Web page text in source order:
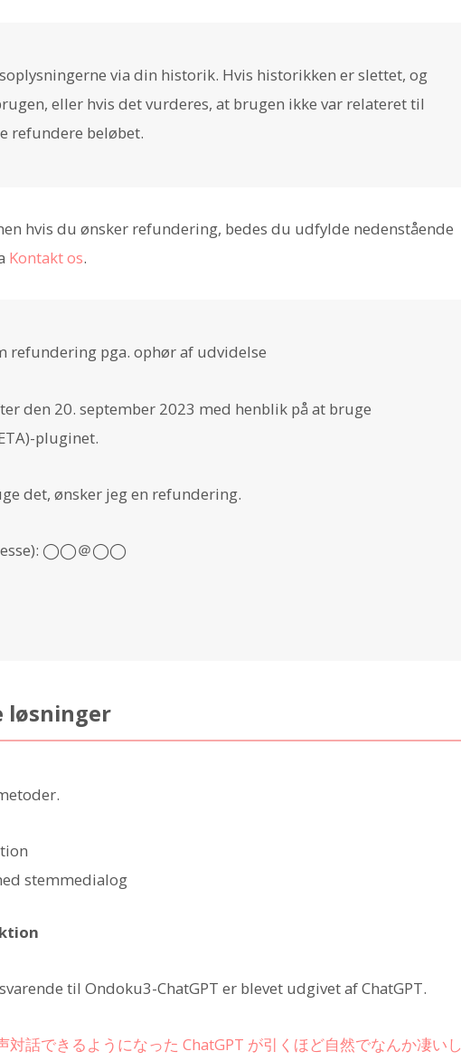
via din historik. Hvis historikken er slettet, og
eller hvis det vurderes, at brugen ikke var relateret til
refundere beløbet.
hvis du ønsker refundering, bedes du udfylde nedenstående
Kontakt os.
refundering pga. ophør af udvidelse
den 20. september 2023 med henblik på at bruge
pluginet.
det, ønsker jeg en refundering.
◯◯＠◯◯
løsninger
stemmedialog
til Ondoku3-ChatGPT er blevet udgivet af ChatGPT.
対話できるようになった ChatGPT が引くほど自然でなんか凄いし